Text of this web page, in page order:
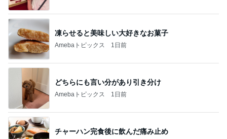
凍らせると美味しい大好きなお菓子
Amebaトピックス 1日前
どちらにも言い分があり引き分け
Amebaトピックス 1日前
チャーハン完食後に飲んだ痛み止め